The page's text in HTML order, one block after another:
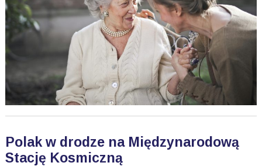
Polak w drodze na Międzynarodową
Stację Kosmiczną